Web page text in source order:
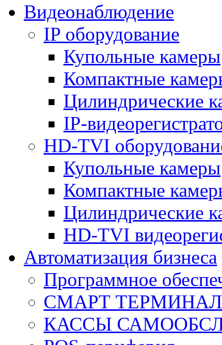
Видеонаблюдение
IP оборудование
Купольные камеры
Компактные
Цилиндрические
IP-
HD-TVI
Купольные камеры
Компактные
Цилиндрические
HD-TVI
Автоматизация бизнеса
Программное
СМАРТ
КАССЫ